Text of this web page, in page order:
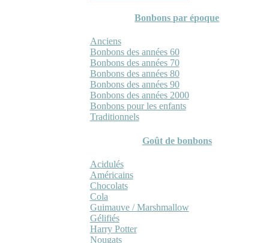
Bonbons par époque
Anciens
Bonbons des années 60
Bonbons des années 70
Bonbons des années 80
Bonbons des années 90
Bonbons des années 2000
Bonbons pour les enfants
Traditionnels
Goût de bonbons
Acidulés
Américains
Chocolats
Cola
Guimauve / Marshmallow
Gélifiés
Harry Potter
Nougats